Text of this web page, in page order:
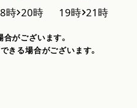
がございます。
きる場合がございます。